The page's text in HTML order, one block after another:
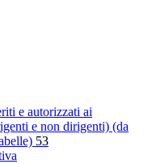
e autorizzati ai
e non dirigenti) (da
53